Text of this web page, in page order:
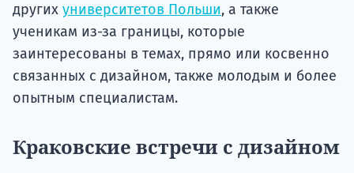
других университетов Польши, а также
ученикам из-за границы, которые
заинтересованы в темах, прямо или косвенно
связанных с дизайном, также молодым и более
опытным специалистам.
Краковские встречи с дизайном